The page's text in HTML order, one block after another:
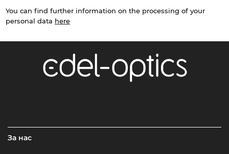
You can find further information on the processing of your
personal data here
За нас